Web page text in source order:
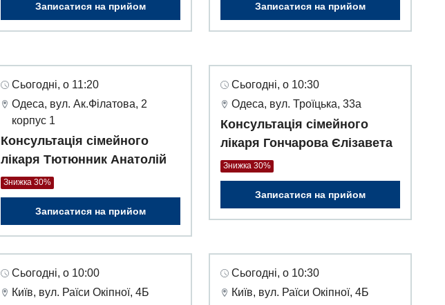
Записатися на прийом Записатися на прийом
Сьогодні, о 11:20
Одеса, вул. Ак.Філатова, 2
корпус 1
Консультація сімейного
лікаря Тютюнник Анатолій
Знижка 30%
Записатися на прийом
Сьогодні, о 10:30
Одеса, вул. Троїцька, 33а
Консультація сімейного
лікаря Гончарова Єлізавета
Знижка 30%
Записатися на прийом
Сьогодні, о 10:00
Київ, вул. Раїси Окіпної, 4Б
Сьогодні, о 10:30
Київ, вул. Раїси Окіпної, 4Б